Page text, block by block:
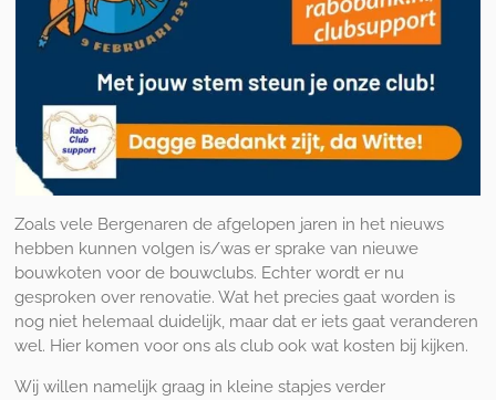
Zoals vele Bergenaren de afgelopen jaren in het nieuws
hebben kunnen volgen is/was er sprake van nieuwe
bouwkoten voor de bouwclubs. Echter wordt er nu
gesproken over renovatie. Wat het precies gaat worden is
nog niet helemaal duidelijk, maar dat er iets gaat veranderen
wel. Hier komen voor ons als club ook wat kosten bij kijken.
Wij willen namelijk graag in kleine stapjes verder